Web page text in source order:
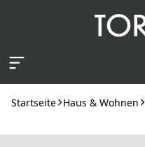
Startseite Haus & Wohnen